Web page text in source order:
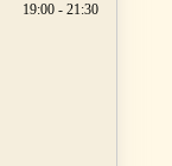
19:00 - 21:30